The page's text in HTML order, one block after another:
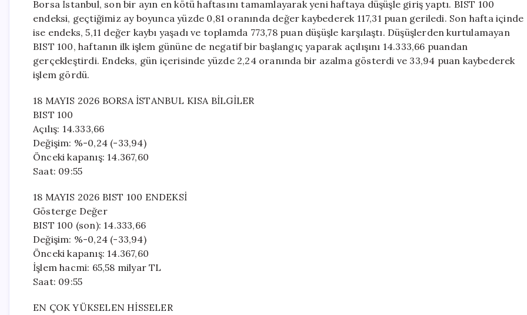
Düşük
Performansıyla
Haftayı
Kapatıyor
için
Borsa İstanbul, son bir ayın en kötü haftasını tamamlayarak yeni haftaya düşüşle giriş yaptı. BIST 100
endeksi, geçtiğimiz ay boyunca yüzde 0,81 oranında değer kaybederek 117,31 puan geriledi. Son hafta içinde
ise endeks, 5,11 değer kaybı yaşadı ve toplamda 773,78 puan düşüşle karşılaştı. Düşüşlerden kurtulamayan
BIST 100, haftanın ilk işlem gününe de negatif bir başlangıç yaparak açılışını 14.333,66 puandan
gerçekleştirdi. Endeks, gün içerisinde yüzde 2,24 oranında bir azalma gösterdi ve 33,94 puan kaybederek
işlem gördü.
18 MAYIS 2026 BORSA İSTANBUL KISA BİLGİLER
BIST 100
Açılış: 14.333,66
Değişim: %-0,24 (-33,94)
Önceki kapanış: 14.367,60
Saat: 09:55
18 MAYIS 2026 BIST 100 ENDEKSİ
Gösterge Değer
BIST 100 (son): 14.333,66
Değişim: %-0,24 (-33,94)
Önceki kapanış: 14.367,60
İşlem hacmi: 65,58 milyar TL
Saat: 09:55
EN ÇOK YÜKSELEN HİSSELER